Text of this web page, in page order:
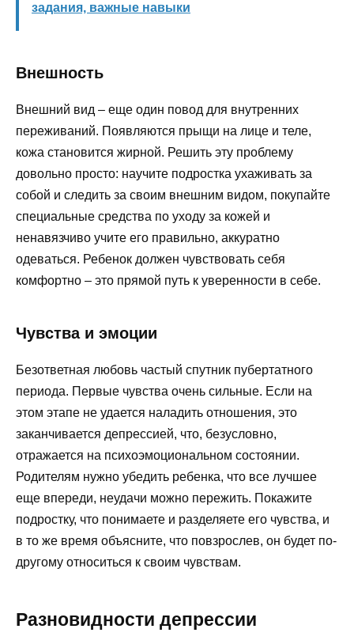
задания, важные навыки
Внешность
Внешний вид – еще один повод для внутренних
переживаний. Появляются прыщи на лице и теле,
кожа становится жирной. Решить эту проблему
довольно просто: научите подростка ухаживать за
собой и следить за своим внешним видом, покупайте
специальные средства по уходу за кожей и
ненавязчиво учите его правильно, аккуратно
одеваться. Ребенок должен чувствовать себя
комфортно – это прямой путь к уверенности в себе.
Чувства и эмоции
Безответная любовь частый спутник пубертатного
периода. Первые чувства очень сильные. Если на
этом этапе не удается наладить отношения, это
заканчивается депрессией, что, безусловно,
отражается на психоэмоциональном состоянии.
Родителям нужно убедить ребенка, что все лучшее
еще впереди, неудачи можно пережить. Покажите
подростку, что понимаете и разделяете его чувства, и
в то же время объясните, что повзрослев, он будет по-
другому относиться к своим чувствам.
Разновидности депрессии